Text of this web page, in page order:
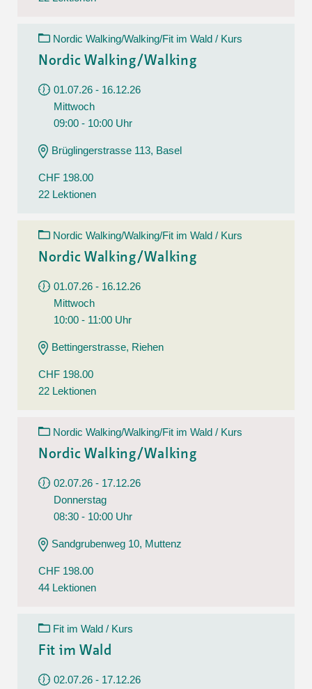
Nordic Walking/Walking/Fit im Wald / Kurs
Nordic Walking/Walking
01.07.26 - 16.12.26
Mittwoch
09:00 - 10:00 Uhr
Brüglingerstrasse 113, Basel
CHF 198.00
22 Lektionen
Nordic Walking/Walking/Fit im Wald / Kurs
Nordic Walking/Walking
01.07.26 - 16.12.26
Mittwoch
10:00 - 11:00 Uhr
Bettingerstrasse, Riehen
CHF 198.00
22 Lektionen
Nordic Walking/Walking/Fit im Wald / Kurs
Nordic Walking/Walking
02.07.26 - 17.12.26
Donnerstag
08:30 - 10:00 Uhr
Sandgrubenweg 10, Muttenz
CHF 198.00
44 Lektionen
Fit im Wald / Kurs
Fit im Wald
02.07.26 - 17.12.26